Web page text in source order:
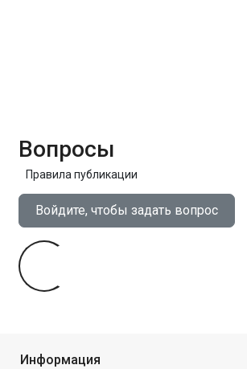
Вопросы
Правила публикации
Войдите, чтобы задать вопрос
Информация